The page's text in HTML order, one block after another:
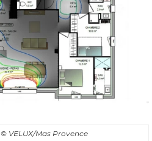
© VELUX/Mas Provence